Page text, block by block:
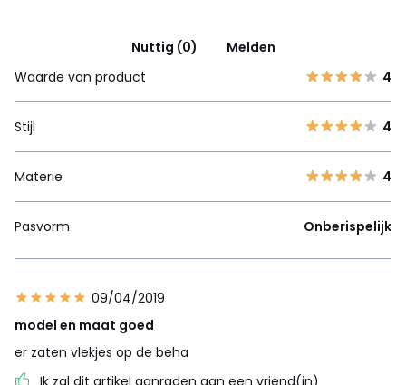
Nuttig (0)
Melden
Waarde van product
4
Stijl 4
Materie 4
Pasvorm Onberispelijk
09/04/2019
model en maat goed
er zaten vlekjes op de beha